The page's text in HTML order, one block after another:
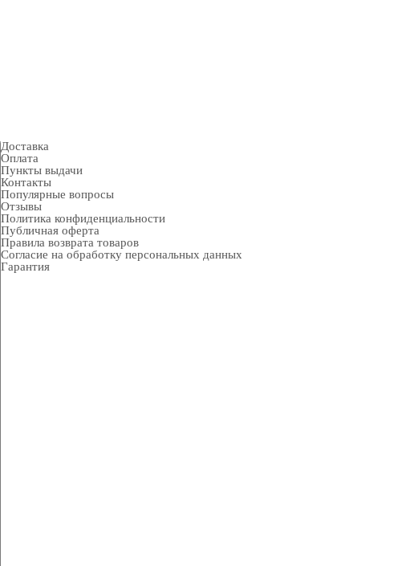
Доставка
Оплата
Пункты выдачи
Контакты
Популярные вопросы
Отзывы
Политика конфиденциальности
Публичная оферта
Правила возврата товаров
Согласие на обработку персональных данных
Гарантия